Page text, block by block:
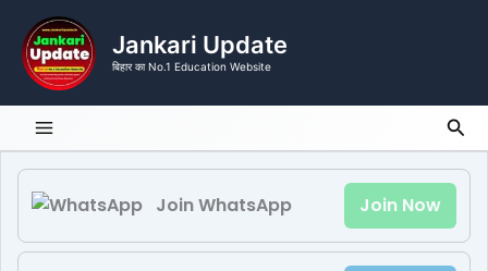
content
Jankari Update
बिहार का No.1 Education Website
Join WhatsApp Join Now